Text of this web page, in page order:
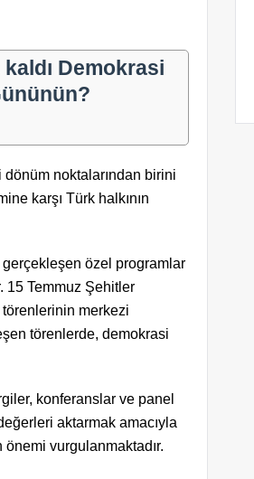
Demokrasi
noktalarından birini
karşı Türk halkının
gerçekleşen özel programlar
15 Temmuz Şehitler
merkezi
törenlerde, demokrasi
konferanslar ve panel
aktarmak amacıyla
vurgulanmaktadır.